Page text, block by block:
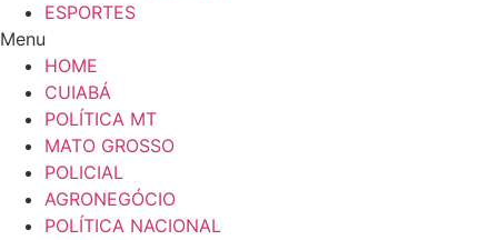
ESPORTES
Menu
HOME
CUIABÁ
POLÍTICA MT
MATO GROSSO
POLICIAL
AGRONEGÓCIO
POLÍTICA NACIONAL